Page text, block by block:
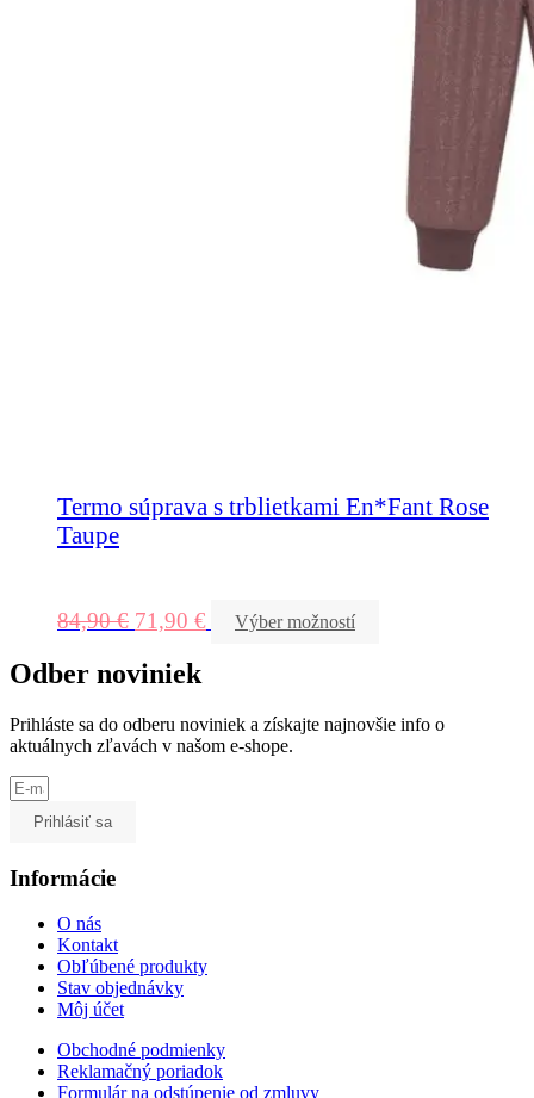
Termo súprava s trblietkami En*Fant Rose
Taupe
84,90€ 71,90 € Výber možností
Odber noviniek
Prihláste sa do odberu noviniek a získajte najnovšie info o
aktuálnych zľavách v našom e-shope.
Prihlásiť sa
Informácie
O nás
Kontakt
Obľúbené produkty
Stav objednávky
Môj účet
Obchodné podmienky
Reklamačný poriadok
Formulár na odstúpenie od zmluvy